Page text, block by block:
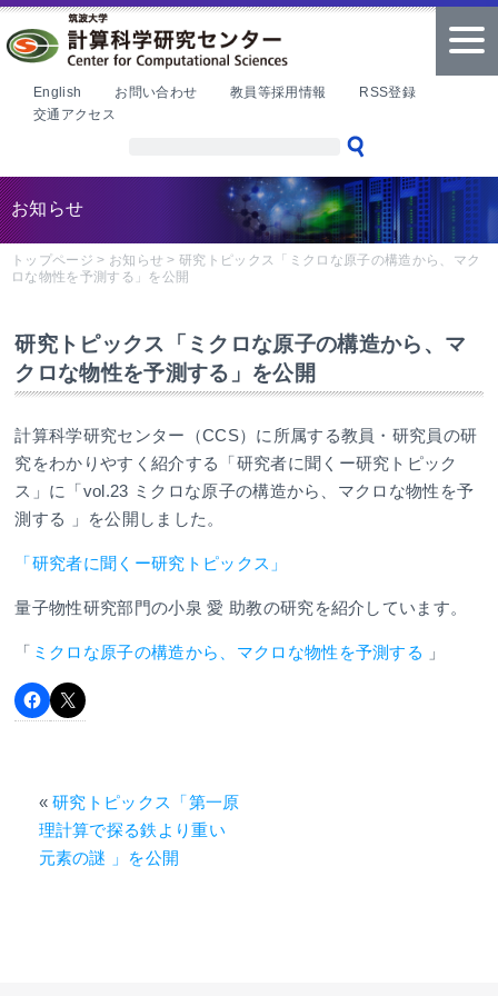
本文へ
English お問い合わせ 教員等採用情報
RSS登録
交通アクセス
お知らせ
トップページ > お知らせ >研究トピックス「ミクロな原子の構造から、マク
ロな物性を予測する」を公開
研究トピックス「ミクロな原子の構造から、マ
クロな物性を予測する」を公開
計算科学研究センター（CCS）に所属する教員・研究員の研
究をわかりやすく紹介する「研究者に聞くー研究トピック
ス」に「vol.23 ミクロな原子の構造から、マクロな物性を予
測する 」を公開しました。
「研究者に聞くー研究トピックス」
量子物性研究部門の小泉 愛 助教の研究を紹介しています。
「 ミクロな原子の構造から、マクロな物性を予測する 」
«研究トピックス「第一原
理計算で探る鉄より重い
元素の謎 」を公開